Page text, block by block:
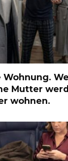
Mutter
wohnen.